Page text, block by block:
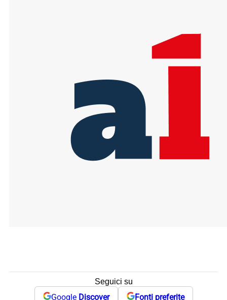
Seguici su
Google Discover Fonti preferite